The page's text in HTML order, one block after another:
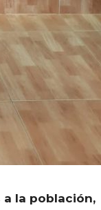
a la población,